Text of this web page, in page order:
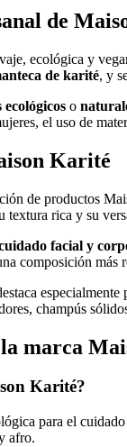
de
ecológica y
de karité, y
o
el uso de
Karité
de productos
rica y su
facial y
composición más
especialmente
champús
marca
Karité?
para el
afro.